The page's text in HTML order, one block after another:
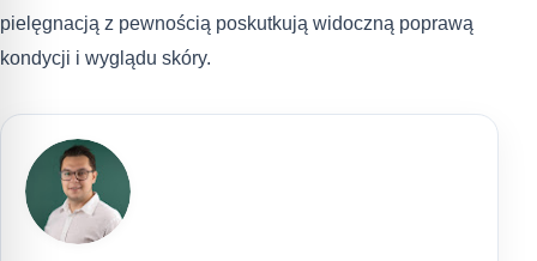
pielęgnacją z pewnością poskutkują widoczną poprawą
kondycji i wyglądu skóry.